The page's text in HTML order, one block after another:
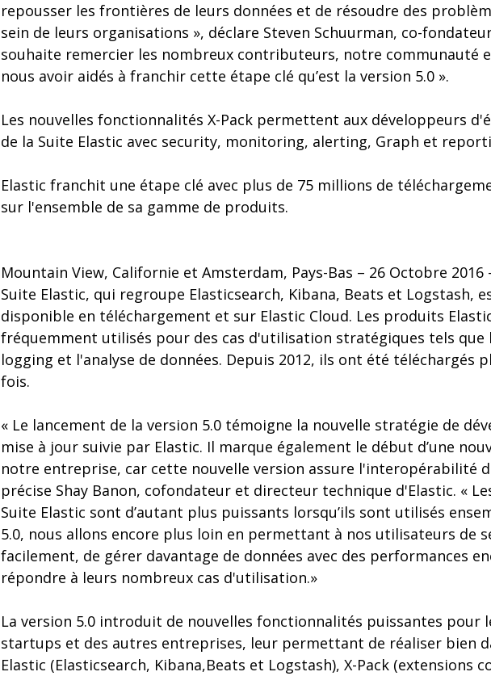
repousser les frontières de leurs données et de résoudre des
sein de leurs organisations », déclare Steven Schuurman, co-fondateur
souhaite remercier les nombreux contributeurs, notre communauté
nous avoir aidés à franchir cette étape clé qu’est la version 5.0 ».
Les nouvelles fonctionnalités X-Pack permettent aux développeurs
de la Suite Elastic avec security, monitoring, alerting, Graph et
Elastic franchit une étape clé avec plus de 75 millions de
sur l'ensemble de sa gamme de produits.
Mountain View, Californie et Amsterdam, Pays-Bas – 26 Octobre 2016
Suite Elastic, qui regroupe Elasticsearch, Kibana, Beats et Logstash,
disponible en téléchargement et sur Elastic Cloud. Les produits
fréquemment utilisés pour des cas d'utilisation stratégiques tels que
logging et l'analyse de données. Depuis 2012, ils ont été téléchargés
fois.
« Le lancement de la version 5.0 témoigne la nouvelle stratégie de
mise à jour suivie par Elastic. Il marque également le début d’une
notre entreprise, car cette nouvelle version assure l'interopérabilité
précise Shay Banon, cofondateur et directeur technique d'Elastic. «
Suite Elastic sont d’autant plus puissants lorsqu’ils sont utilisés
5.0, nous allons encore plus loin en permettant à nos utilisateurs de
facilement, de gérer davantage de données avec des performances
répondre à leurs nombreux cas d'utilisation.»
La version 5.0 introduit de nouvelles fonctionnalités puissantes pour
startups et des autres entreprises, leur permettant de réaliser bien
Elastic (Elasticsearch, Kibana,Beats et Logstash), X-Pack (extensions